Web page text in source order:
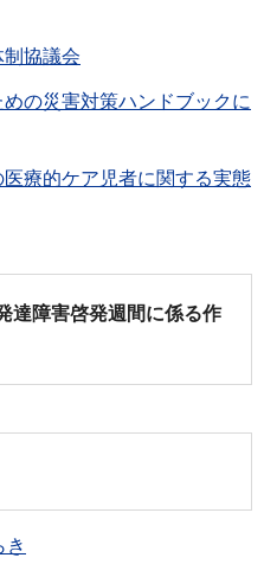
協議会
の災害対策ハンドブックに
医療的ケア児者に関する実態
達障害啓発週間に係る作
き